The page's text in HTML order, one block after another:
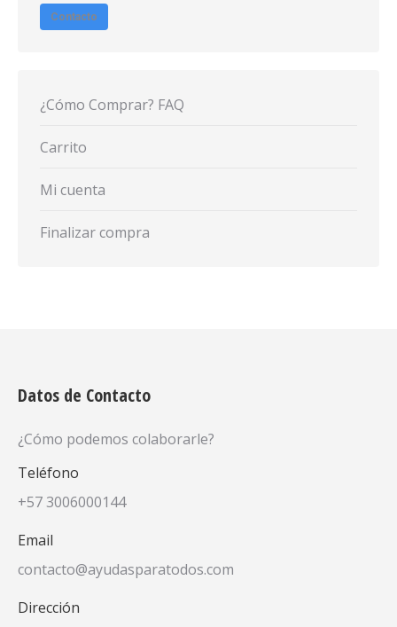
Contacto
¿Cómo Comprar? FAQ
Carrito
Mi cuenta
Finalizar compra
Datos de Contacto
¿Cómo podemos colaborarle?
Teléfono
+57 3006000144
Email
contacto@ayudasparatodos.com
Dirección